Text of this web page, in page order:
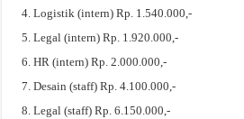
Logistik (intern) Rp. 1.540.000,-
Legal (intern) Rp. 1.920.000,-
HR (intern) Rp. 2.000.000,-
Desain (staff) Rp. 4.100.000,-
Legal (staff) Rp. 6.150.000,-